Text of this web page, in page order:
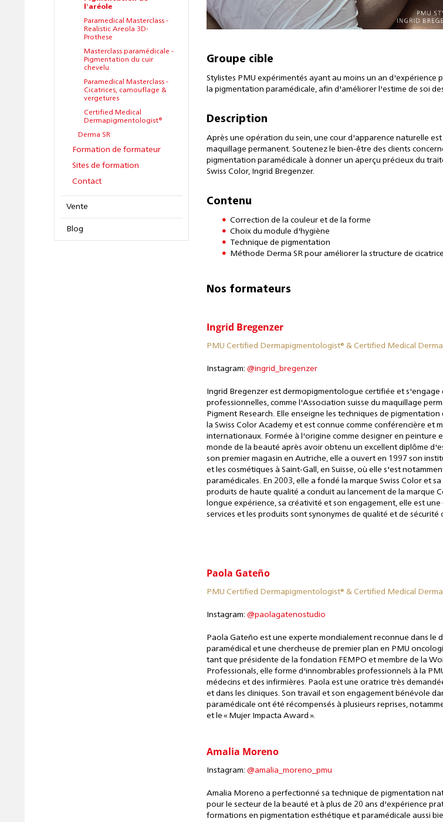
l'aréole
Paramedical Masterclass -
Realistic Areola 3D-
Prothese
Masterclass paramédicale -
Pigmentation du cuir
chevelu
Paramedical Masterclass -
Cicatrices, camouflage &
vergetures
Certified Medical
Dermapigmentologist®
Derma SR
Formation de formateur
Sites de formation
Contact
Vente
Blog
Groupe cible
Stylistes PMU expérimentés ayant au moins un an
la pigmentation paramédicale, afin d'améliorer l'estime de soi
Description
Après une opération du sein, une cour d'apparence naturelle
maquillage permanent. Soutenez le bien-être des clients
pigmentation paramédicale à donner un aperçu précieux du
Swiss Color, Ingrid Bregenzer.
Contenu
Correction de la couleur et de la forme
Choix du module d'hygiène
Technique de pigmentation
Méthode Derma SR pour améliorer la structure de
Nos formateurs
Ingrid Bregenzer
PMU Certified Dermapigmentologist® & Certified Medical
Instagram: @ingrid_bregenzer
Ingrid Bregenzer est dermopigmentologue certifiée et s'engage
professionnelles, comme l'Association suisse du maquillage
Pigment Research. Elle enseigne les techniques de
la Swiss Color Academy et est connue comme conférencière et
internationaux. Formée à l'origine comme designer en peinture
monde de la beauté après avoir obtenu un excellent diplôme
son premier magasin en Autriche, elle a ouvert en 1997 son
et les cosmétiques à Saint-Gall, en Suisse, où elle s'est
paramédicales. En 2003, elle a fondé la marque Swiss Color et
produits de haute qualité a conduit au lancement de la marque
longue expérience, sa créativité et son engagement, elle est
services et les produits sont synonymes de qualité et de sécurité
Paola Gateño
PMU Certified Dermapigmentologist® & Certified Medical
Instagram: @paolagatenostudio
Paola Gateño est une experte mondialement reconnue dans le
paramédical et une chercheuse de premier plan en PMU
tant que présidente de la fondation FEMPO et membre de la
Professionals, elle forme d'innombrables professionnels à la
médecins et des infirmières. Paola est une oratrice très
et dans les cliniques. Son travail et son engagement bénévole
paramédicale ont été récompensés à plusieurs reprises,
et le « Mujer Impacta Award ».
Amalia Moreno
Instagram: @amalia_moreno_pmu
Amalia Moreno a perfectionné sa technique de pigmentation
pour le secteur de la beauté et à plus de 20 ans d'expérience
formations en pigmentation esthétique et paramédicale aussi